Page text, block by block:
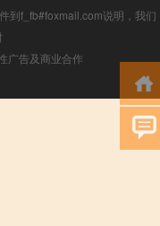
到f_fb#foxmail.com说明，我们
广告及商业合作